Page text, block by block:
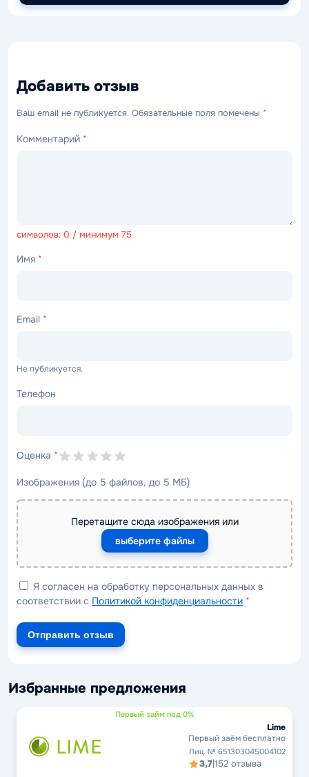
Добавить отзыв
Ваш email не публикуется. Обязательные поля помечены *
Комментарий *
символов: 0 / минимум 75
Имя *
Email *
Не публикуется.
Телефон
Оценка *
Изображения (до 5 файлов, до 5 МБ)
Перетащите сюда изображения или
выберите файлы
Я согласен на обработку персональных данных в
соответствии с Политикой конфиденциальности *
Отправить отзыв
Избранные предложения
Первый займ под 0%
Lime
Первый заём бесплатно
Лиц. № 651303045004102
3,7|152 отзыва